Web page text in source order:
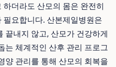
더라도 산모의 몸은 완전히
요합니다. 산본제일병원은
끝내지 않고, 산모가 건강하게
는 체계적인 산후 관리 프로그
양 관리를 통해 산모의 회복을